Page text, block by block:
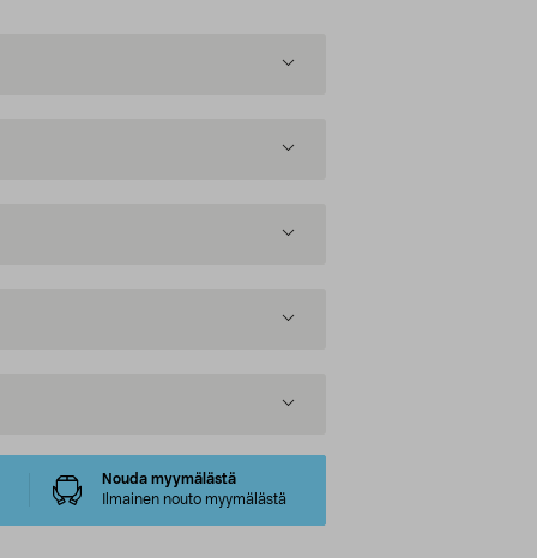
Nouda myymälästä
Ilmainen nouto myymälästä